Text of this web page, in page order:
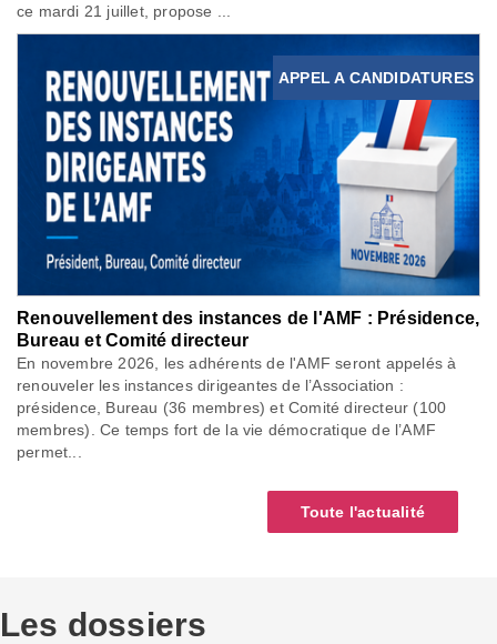
ce mardi 21 juillet, propose ...
APPEL A CANDIDATURES
Renouvellement des instances de l'AMF : Présidence,
Bureau et Comité directeur
En novembre 2026, les adhérents de l'AMF seront appelés à
renouveler les instances dirigeantes de l’Association :
présidence, Bureau (36 membres) et Comité directeur (100
membres). Ce temps fort de la vie démocratique de l’AMF
permet...
Toute l'actualité
Les dossiers